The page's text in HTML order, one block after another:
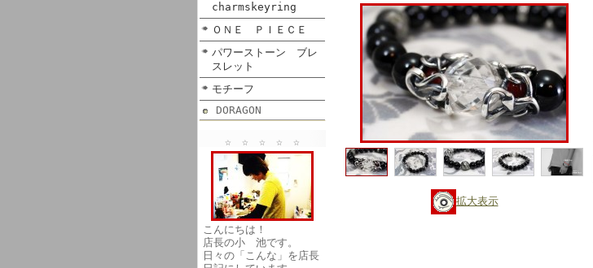
charmskeyring
ＯＮＥ ＰＩＥＣＥ
パワーストーン ブレ
スレット
モチーフ
DORAGON
☆ ☆ ☆ ☆ ☆
こんにちは！
店長の小 池です。
日々の「こんな」を店長
拡大表示